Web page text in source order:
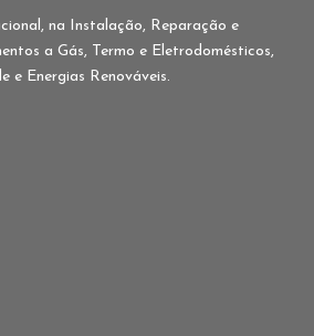
na Instalação, Reparação e
a Gás, Termo e Eletrodomésticos,
e Energias Renováveis.